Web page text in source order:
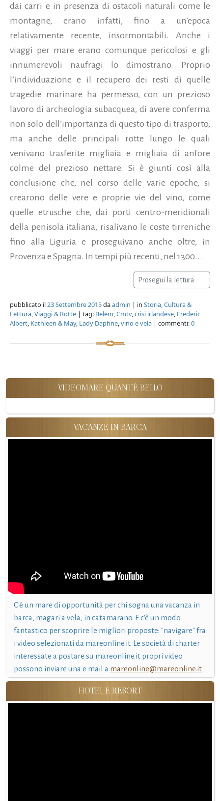
dai carri e in presenza di ostacoli naturali come le
montagne, erano infatti, fino a un’epoca
relativamente recente, insormontabili. Anche i
viaggi per mare erano comunque pericolosi e gli
innumerevoli naufragi lo dimostrano. Proprio
l’individuazione e il recupero dei resti di quelle
tragedie marinare ha permesso, con un prezioso
lavoro di archeologia subacquea, di avere conferma
non solo dell’importanza di questo tipo di trasporto,
ma anche delle principali rotte lungo le quali
venivano trasferite migliaia e migliaia di anfore
colme del prezioso nettare. Si è giunti così alla
conclusione che, nel corso delle varie epoche, si
crearono delle vere e proprie vie del vino, come
quelle etrusche che, dai porti centro-meridionali
della penisola italiana, risalivano le coste tirreniche
fino alla Liguria e proseguivano anche oltre, in
Provenza e Spagna. In tempi più recenti, nel 1300...
Prosegui la lettura
pubblicato il23 Settembre 2015daadmin | in Storia, Cultura &
Lettura,Viaggi & Rotte | tag: Belem,Cmtv,crisi irlandese, Frederic
Albert, Kathleen & May, Lady Daphne,vino e vela | commenti:0
VIDEOMARE QUANT'È BELLO
VACANZE IN BARCA
C'è un mare di opportunità per chi sogna una vacanza in
barca, magari a vela, in catamarano. E c'è un modo
fantastico per scoprire le migliori proposte: "navigare" fra
i video selezionati da mareonline.it. Le società di charter
interessate a postare su mareonline.it propri video
possono inviare una e mail a mareonline@mareonline.it
HOTEL E RESORT